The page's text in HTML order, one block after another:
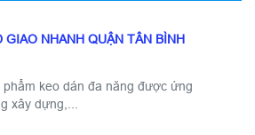
GIAO NHANH QUẬN TÂN BÌNH
phẩm keo dán đa năng được ứng
xây dựng,...